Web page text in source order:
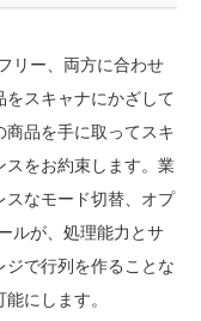
リー、両方に合わせ
をスキャナにかざして
品を手に取ってスキ
スをお約束します。業
スなモード切替、オプ
ルが、処理能力とサ
ジで行列を作ることな
にします。